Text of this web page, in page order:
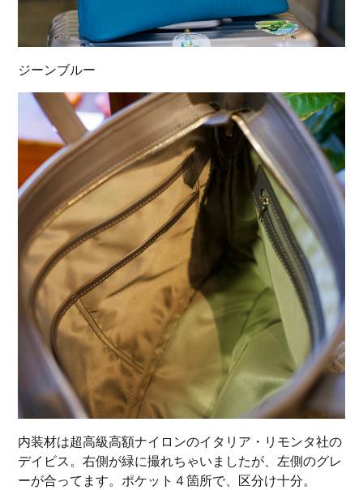
ジーンブルー
内装材は超高級高額ナイロンのイタリア・リモンタ社の
デイビス。右側が緑に撮れちゃいましたが、左側のグレ
ーが合ってます。ポケット４箇所で、区分け十分。